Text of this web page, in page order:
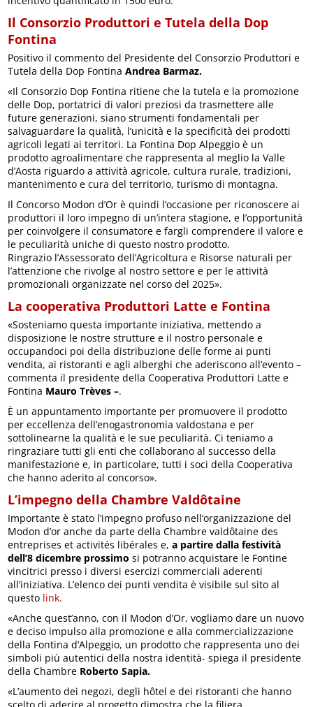
Il Consorzio Produttori e Tutela della Dop
Fontina
Positivo il commento del Presidente del Consorzio Produttori e
Tutela della Dop FontinaAndrea Barmaz.
«Il Consorzio Dop Fontina ritiene che la tutela e la promozione
delle Dop, portatrici di valori preziosi da trasmettere alle
future generazioni, siano strumenti fondamentali per
salvaguardare la qualità, l’unicità e la specificità dei prodotti
agricoli legati ai territori. La Fontina Dop Alpeggio è un
prodotto agroalimentare che rappresenta al meglio la Valle
d’Aosta riguardo a attività agricole, cultura rurale, tradizioni,
mantenimento e cura del territorio, turismo di montagna.
Il Concorso Modon d’Or è quindi l’occasione per riconoscere ai
produttori il loro impegno di un’intera stagione, e l’opportunità
per coinvolgere il consumatore e fargli comprendere il valore e
le peculiarità uniche di questo nostro prodotto.
Ringrazio l’Assessorato dell’Agricoltura e Risorse naturali per
l’attenzione che rivolge al nostro settore e per le attività
promozionali organizzate nel corso del 2025».
La cooperativa Produttori Latte e Fontina
«Sosteniamo questa importante iniziativa, mettendo a
disposizione le nostre strutture e il nostro personale e
occupandoci poi della distribuzione delle forme ai punti
vendita, ai ristoranti e agli alberghi che aderiscono all’evento –
commenta il presidente della Cooperativa Produttori Latte e
Fontina Mauro Trèves –.
È un appuntamento importante per promuovere il prodotto
per eccellenza dell’enogastronomia valdostana e per
sottolinearne la qualità e le sue peculiarità. Ci teniamo a
ringraziare tutti gli enti che collaborano al successo della
manifestazione e, in particolare, tutti i soci della Cooperativa
che hanno aderito al concorso».
L’impegno della Chambre Valdôtaine
Importante è stato l’impegno profuso nell’organizzazione del
Modon d’or anche da parte della Chambre valdôtaine des
entreprises et activités libérales e,a partire dalla festività
dell’8 dicembre prossimosi potranno acquistare le Fontine
vincitrici presso i diversi esercizi commerciali aderenti
all’iniziativa. L’elenco dei punti vendita è visibile sul sito al
questo link.
«Anche quest’anno, con il Modon d’Or, vogliamo dare un nuovo
e deciso impulso alla promozione e alla commercializzazione
della Fontina d’Alpeggio, un prodotto che rappresenta uno dei
simboli più autentici della nostra identità- spiega il presidente
della Chambre Roberto Sapia.
«L’aumento dei negozi, degli hôtel e dei ristoranti che hanno
scelto di aderire al progetto dimostra che la filiera